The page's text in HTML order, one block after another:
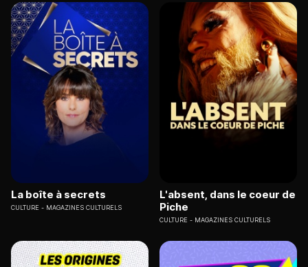
La boîte à secrets
CULTURE MAGAZINES CULTURELS
L'absent, dans le coeur de
Piche
CULTURE MAGAZINES CULTURELS